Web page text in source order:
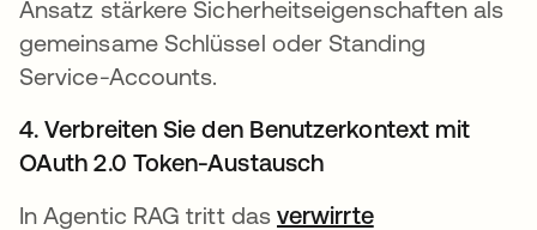
Ansatz stärkere Sicherheitseigenschaften als
gemeinsame Schlüssel oder Standing
Service-Accounts.
4. Verbreiten Sie den Benutzerkontext mit
OAuth 2.0 Token-Austausch
In Agentic RAG tritt das verwirrte